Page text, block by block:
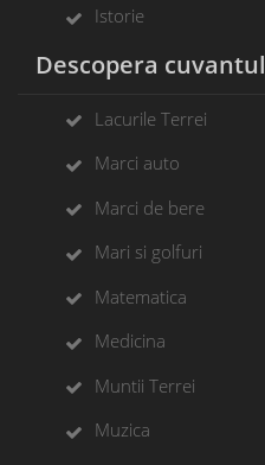
Istorie
Descopera cuvantul
Lacurile Terrei
Marci auto
Marci de bere
Mari si golfuri
Matematica
Medicina
Muntii Terrei
Muzica